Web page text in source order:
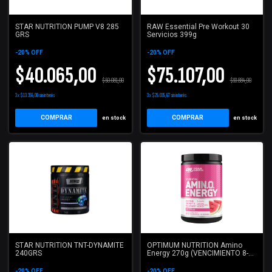
STAR NUTRITION PUMP V8 285
GRS
-20% OFF
$40.065,00 $50.081,00
3x$13.355,00sin interés
COMPRAR en stock
RAW Essential Pre Workout 30
Servicios 399g
-20% OFF
$75.107,00 $93.884,00
3x$25.035,67sin interés
COMPRAR en stock
STAR NUTRITION TNT-DYNAMITE
240GRS
OPTIMUM NUTRITION Amino
Energy 270g (VENCIMIENTO 8-